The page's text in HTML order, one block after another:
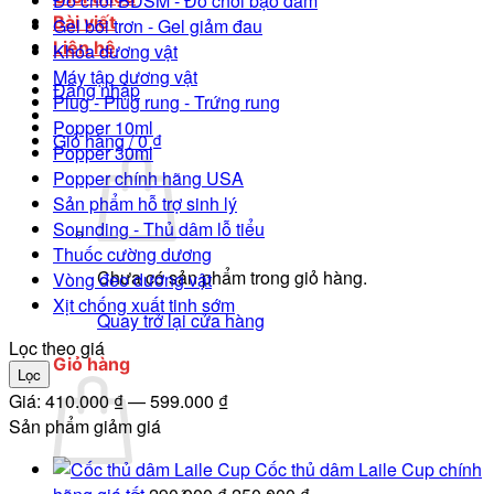
Bài viết
Liên hệ
Đăng nhập
Giỏ hàng /0₫
Chưa có sản phẩm trong giỏ hàng.
Quay trở lại cửa hàng
Giỏ hàng
Gel bôi trơn - Gel giảm đau
Khóa dương vật
Máy tập dương vật
Plug - Plug rung - Trứng rung
Popper 10ml
Popper 30ml
Popper chính hãng USA
Sản phẩm hỗ trợ sinh lý
Sounding - Thủ dâm lỗ tiểu
Thuốc cường dương
Vòng đeo dương vật
Xịt chống xuất tinh sớm
Lọc theo giá
Giá
tối
thiểu
Giá
tối
đa
Lọc
Giá: 410.000 ₫—599.000 ₫
Sản phẩm giảm giá
Cốc thủ dâm Laile Cup chính